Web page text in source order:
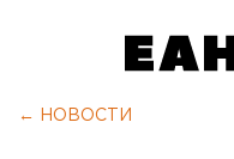
← НОВОСТИ